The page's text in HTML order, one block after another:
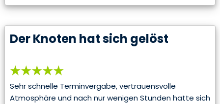
Der Knoten hat sich gelöst
★★★★★
Sehr schnelle Terminvergabe, vertrauensvolle
Atmosphäre und nach nur wenigen Stunden hatte sich